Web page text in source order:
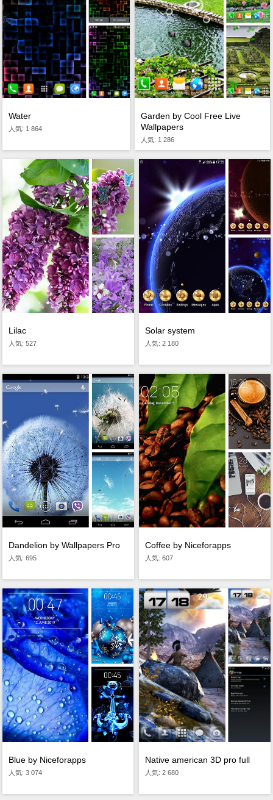
Water
人気: 1 864
Garden by Cool Free Live
Wallpapers
人気: 1 286
Lilac
人気: 527
Solar system
人気: 2 180
Dandelion by Wallpapers Pro
人気: 695
Coffee by Niceforapps
人気: 607
Blue by Niceforapps
人気: 3 074
Native american 3D pro full
人気: 2 680